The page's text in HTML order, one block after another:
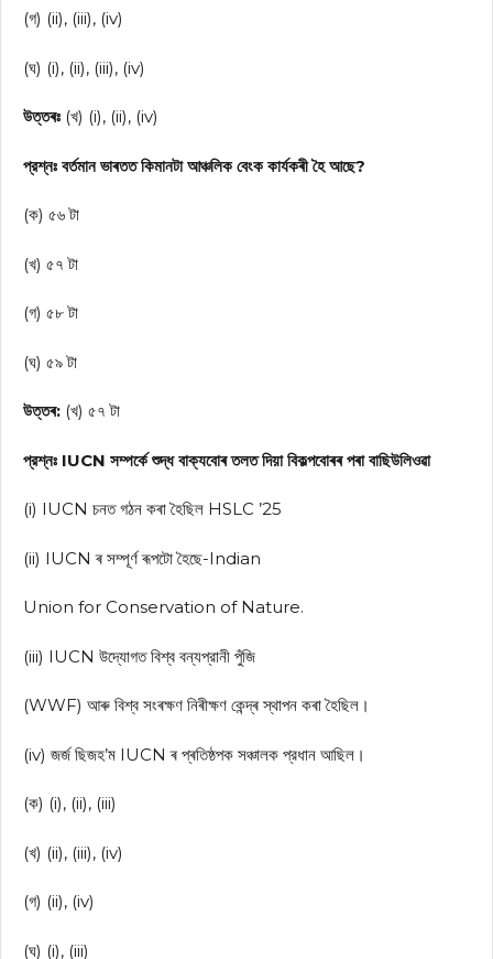
(গ) (ii), (iii), (iv)
(ঘ) (i), (ii), (iii), (iv)
উত্তৰঃ (খ) (i), (ii), (iv)
প্রশ্নঃ বৰ্তমান ভাৰতত কিমানটা আঞ্চলিক বেংক কার্যকৰী হৈ আছে?
(ক) ৫৬ টা
(খ) ৫৭ টা
(গ) ৫৮ টা
(ঘ) ৫৯ টা
উত্তৰ: (খ) ৫৭ টা
প্রশ্নঃ IUCN সম্পর্কে শুদ্ধ বাক্যবোৰ তলত দিয়া বিকল্পবোৰৰ পৰা বাছিউলিওৱা
(i) IUCN চনত গঠন কৰা হৈছিল HSLC ’25
(ii) IUCN ৰ সম্পূৰ্ণ ৰূপটো হৈছে-Indian
Union for Conservation of Nature.
(iii) IUCN উদ্যোগত বিশ্ব বন্যপ্রানী পুঁজি
(WWF) আৰু বিশ্ব সংৰক্ষণ নিৰীক্ষণ কেন্দ্ৰ স্থাপন কৰা হৈছিল।
(iv) জর্জ ছিজহ’ম IUCN ৰ প্ৰতিষ্ঠপক সঞ্চালক প্রধান আছিল।
(ক) (i), (ii), (iii)
(খ) (ii), (iii), (iv)
(গ) (ii), (iv)
(ঘ) (i), (iii)